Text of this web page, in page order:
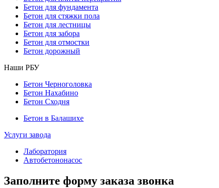
Бетон для фундамента
Бетон для стяжки пола
Бетон для лестницы
Бетон для забора
Бетон для отмостки
Бетон дорожный
Наши РБУ
Бетон Черноголовка
Бетон Нахабино
Бетон Сходня
Бетон в Балашихе
Услуги завода
Лаборатория
Автобетононасос
Заполните форму заказа звонка